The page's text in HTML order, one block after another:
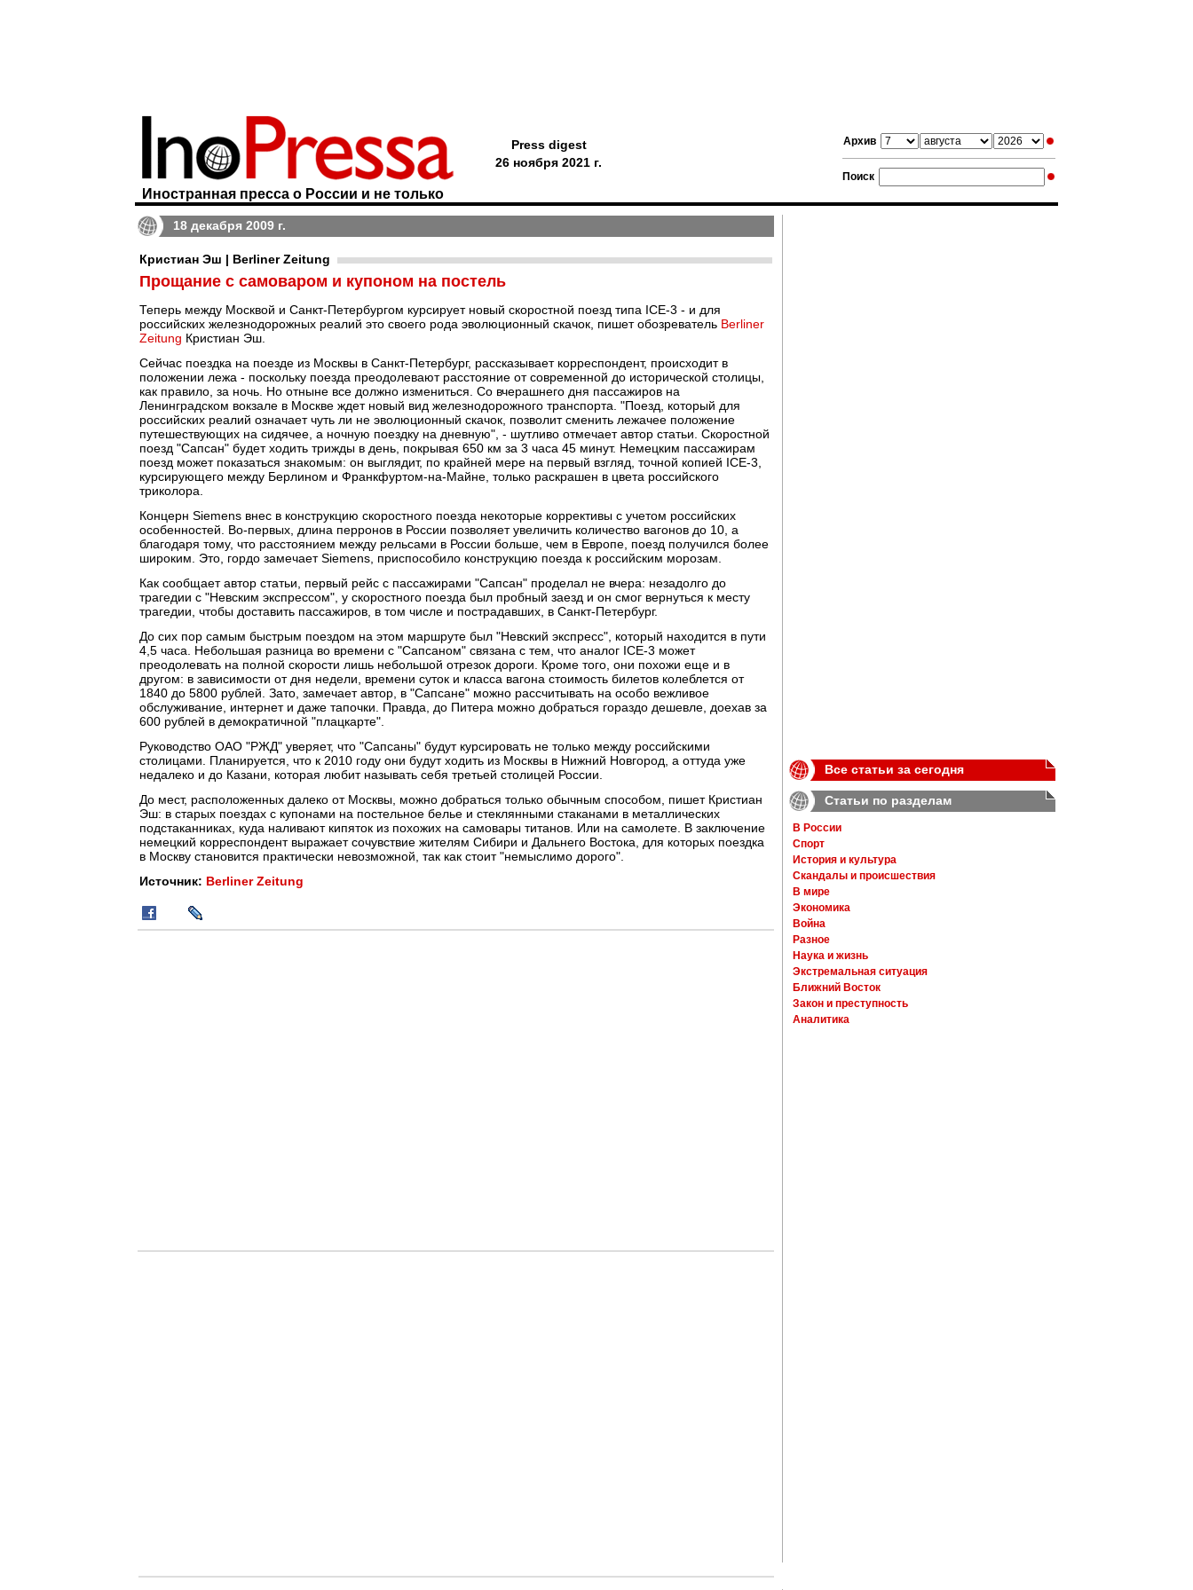
Архив
Поиск
Иностранная пресса о России и не только
Press digest
26 ноября 2021 г.
18 декабря 2009 г.
Кристиан Эш | Berliner Zeitung
Прощание с самоваром и купоном на постель
Теперь между Москвой и Санкт-Петербургом курсирует новый скоростной поезд типа ICE-3 - и для
российских железнодорожных реалий это своего рода эволюционный скачок, пишет обозреватель Berliner
Zeitung Кристиан Эш.
Сейчас поездка на поезде из Москвы в Санкт-Петербург, рассказывает корреспондент, происходит в
положении лежа - поскольку поезда преодолевают расстояние от современной до исторической столицы,
как правило, за ночь. Но отныне все должно измениться. Со вчерашнего дня пассажиров на
Ленинградском вокзале в Москве ждет новый вид железнодорожного транспорта. "Поезд, который для
российских реалий означает чуть ли не эволюционный скачок, позволит сменить лежачее положение
путешествующих на сидячее, а ночную поездку на дневную", - шутливо отмечает автор статьи. Скоростной
поезд "Сапсан" будет ходить трижды в день, покрывая 650 км за 3 часа 45 минут. Немецким пассажирам
поезд может показаться знакомым: он выглядит, по крайней мере на первый взгляд, точной копией ICE-3,
курсирующего между Берлином и Франкфуртом-на-Майне, только раскрашен в цвета российского
триколора.
Концерн Siemens внес в конструкцию скоростного поезда некоторые коррективы с учетом российских
особенностей. Во-первых, длина перронов в России позволяет увеличить количество вагонов до 10, а
благодаря тому, что расстоянием между рельсами в России больше, чем в Европе, поезд получился более
широким. Это, гордо замечает Siemens, приспособило конструкцию поезда к российским морозам.
Как сообщает автор статьи, первый рейс с пассажирами "Сапсан" проделал не вчера: незадолго до
трагедии с "Невским экспрессом", у скоростного поезда был пробный заезд и он смог вернуться к месту
трагедии, чтобы доставить пассажиров, в том числе и пострадавших, в Санкт-Петербург.
До сих пор самым быстрым поездом на этом маршруте был "Невский экспресс", который находится в пути
4,5 часа. Небольшая разница во времени с "Сапсаном" связана с тем, что аналог ICE-3 может
преодолевать на полной скорости лишь небольшой отрезок дороги. Кроме того, они похожи еще и в
другом: в зависимости от дня недели, времени суток и класса вагона стоимость билетов колеблется от
1840 до 5800 рублей. Зато, замечает автор, в "Сапсане" можно рассчитывать на особо вежливое
обслуживание, интернет и даже тапочки. Правда, до Питера можно добраться гораздо дешевле, доехав за
600 рублей в демократичной "плацкарте".
Руководство ОАО "РЖД" уверяет, что "Сапсаны" будут курсировать не только между российскими
столицами. Планируется, что к 2010 году они будут ходить из Москвы в Нижний Новгород, а оттуда уже
недалеко и до Казани, которая любит называть себя третьей столицей России.
До мест, расположенных далеко от Москвы, можно добраться только обычным способом, пишет Кристиан
Эш: в старых поездах с купонами на постельное белье и стеклянными стаканами в металлических
подстаканниках, куда наливают кипяток из похожих на самовары титанов. Или на самолете. В заключение
немецкий корреспондент выражает сочувствие жителям Сибири и Дальнего Востока, для которых поездка
в Москву становится практически невозможной, так как стоит "немыслимо дорого".
Источник: Berliner Zeitung
Все статьи за сегодня
Статьи по разделам
В России
Спорт
История и культура
Скандалы и происшествия
В мире
Экономика
Война
Разное
Наука и жизнь
Экстремальная ситуация
Ближний Восток
Закон и преступность
Аналитика